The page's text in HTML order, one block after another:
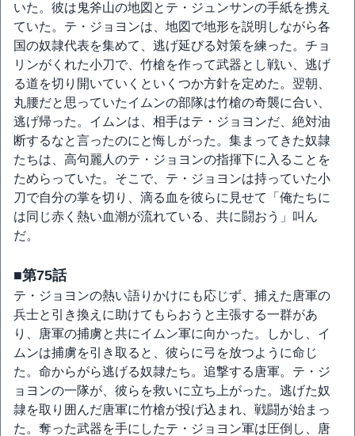
いた。彼は鬼斧山の地図とテ・ジュンサンの手紙を携え
ていた。テ・ジョヨンは、地図で地形を説明しながら各
国の奴隷代表を集めて、逃げ延びる対策を練った。チョ
リンがくれた小刀で、竹槍を作って武器とし戦い、逃げ
る道を切り開いていくといくつか方針を定めた。翌朝、
丸腰だと思っていたイムンの部隊は竹槍の奇襲に合い、
逃げ帰った。イムンは、相手はテ・ジョヨンだ、絶対油
断するなと言ったのにと悔しがった。集まってきた奴隷
たちは、高句麗人のテ・ジョヨンの指揮下に入ることを
ためらっていた。そこで、テ・ジョヨンは持っていた小
刀で自分の掌を切り、滴る血を彼らに見せて「俺たちに
は同じ赤く熱い血潮が流れている、共に闘おう」叫ん
だ。
■第75話
テ・ジョヨンの熱い語りかけにも応じず、捕えた唐軍の
兵士と引き換えに助けてもらおうと主張する一群があ
り、唐軍の捕虜と共にイムン軍に向かった。しかし、イ
ムンは捕虜を引き取ると、彼らに弓を放つように命じ
た。命からがら逃げる奴隷たち。追撃する唐軍。テ・ジ
ョヨンの一隊が、彼らを救いに立ち上がった。逃げた奴
隷を取り囲んだ唐軍に竹槍が投げ込まれ、戦闘が始まっ
た。奪った武器を手にしたテ・ジョヨン軍は圧倒し、唐